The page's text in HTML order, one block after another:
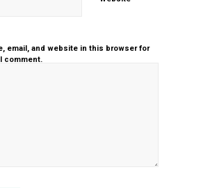
email, and website in this browser for
comment.